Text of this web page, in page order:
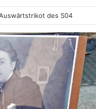
des S04